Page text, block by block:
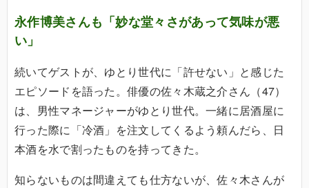
永作博美さんも「妙な堂々さがあって気味が悪
い」
続いてゲストが、ゆとり世代に「許せない」と感じた
エピソードを語った。俳優の佐々木蔵之介さん（47）
は、男性マネージャーがゆとり世代。一緒に居酒屋に
行った際に「冷酒」を注文してくるよう頼んだら、日
本酒を水で割ったものを持ってきた。
知らないものは間違えても仕方ないが、佐々木さんが